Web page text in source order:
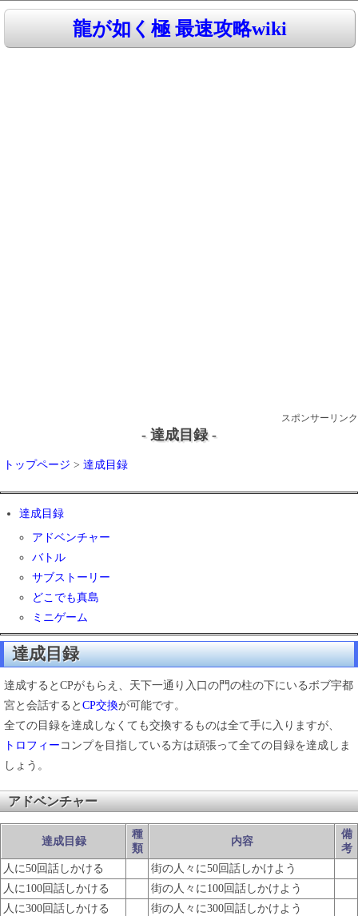
龍が如く極 最速攻略wiki
スポンサーリンク
- 達成目録 -
トップページ > 達成目録
達成目録
アドベンチャー
バトル
サブストーリー
どこでも真島
ミニゲーム
達成目録
達成するとCPがもらえ、天下一通り入口の門の柱の下にいるボブ宇都
宮と会話すると CP交換が可能です。
全ての目録を達成しなくても交換するものは全て手に入りますが、
トロフィー コンプを目指している方は頑張って全ての目録を達成しま
しょう。
アドベンチャー
達成目録
種
類
内容
備
考
人に50回話しかける
街の人々に50回話しかけよう
人に100回話しかける
街の人々に100回話しかけよう
人に300回話しかける
街の人々に300回話しかけよう